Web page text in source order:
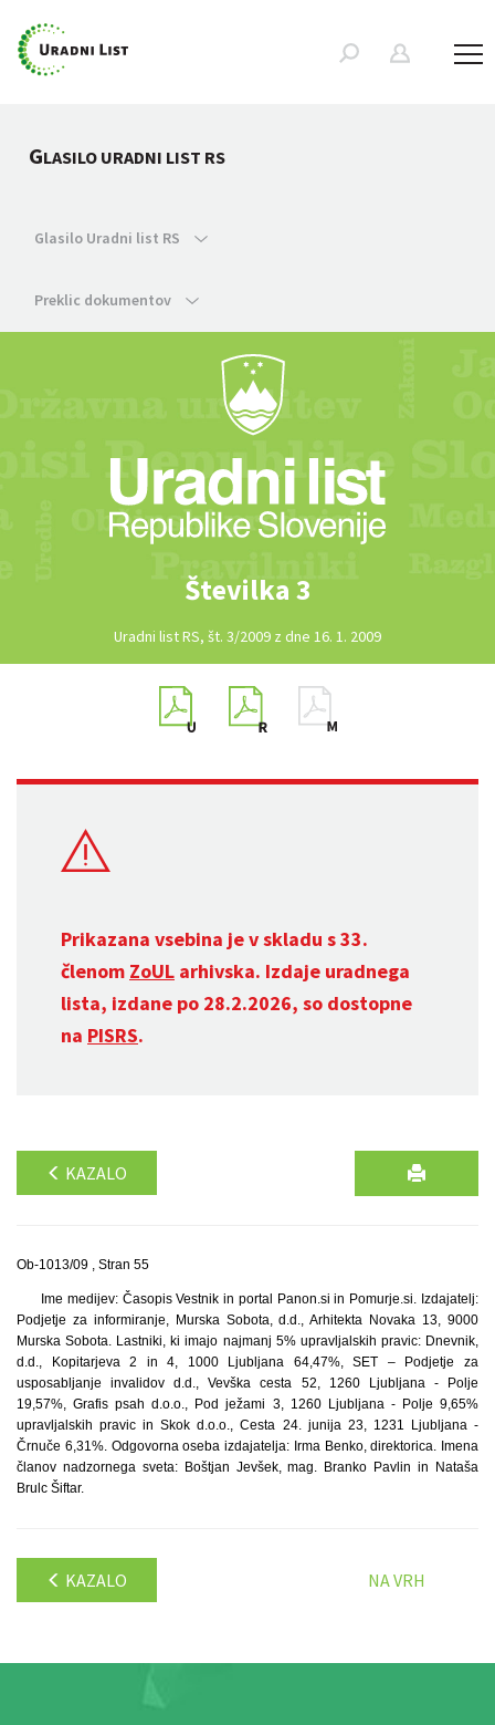
GLASILO URADNI LIST RS
Glasilo Uradni list RS
Preklic dokumentov
Številka 3
Uradni list RS, št. 3/2009 z dne 16. 1. 2009
Prikazana vsebina je v skladu s 33.
členom ZoUL arhivska. Izdaje uradnega
lista, izdane po 28.2.2026, so dostopne
na PISRS.
KAZALO
Ob-1013/09 , Stran 55
Ime medijev: Časopis Vestnik in portal Panon.si in Pomurje.si. Izdajatelj:
Podjetje za informiranje, Murska Sobota, d.d., Arhitekta Novaka 13, 9000
Murska Sobota. Lastniki, ki imajo najmanj 5% upravljalskih pravic: Dnevnik,
d.d., Kopitarjeva 2 in 4, 1000 Ljubljana 64,47%, SET – Podjetje za
usposabljanje invalidov d.d., Vevška cesta 52, 1260 Ljubljana - Polje
19,57%, Grafis psah d.o.o., Pod ježami 3, 1260 Ljubljana - Polje 9,65%
upravljalskih pravic in Skok d.o.o., Cesta 24. junija 23, 1231 Ljubljana -
Črnuče 6,31%. Odgovorna oseba izdajatelja: Irma Benko, direktorica. Imena
članov nadzornega sveta: Boštjan Jevšek, mag. Branko Pavlin in Nataša
Brulc Šiftar.
KAZALO NA VRH